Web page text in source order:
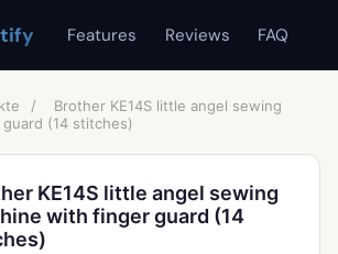
Features Reviews FAQ
/
Brother KE14S little angel sewing
(14 stitches)
KE14S little angel sewing
with finger guard (14